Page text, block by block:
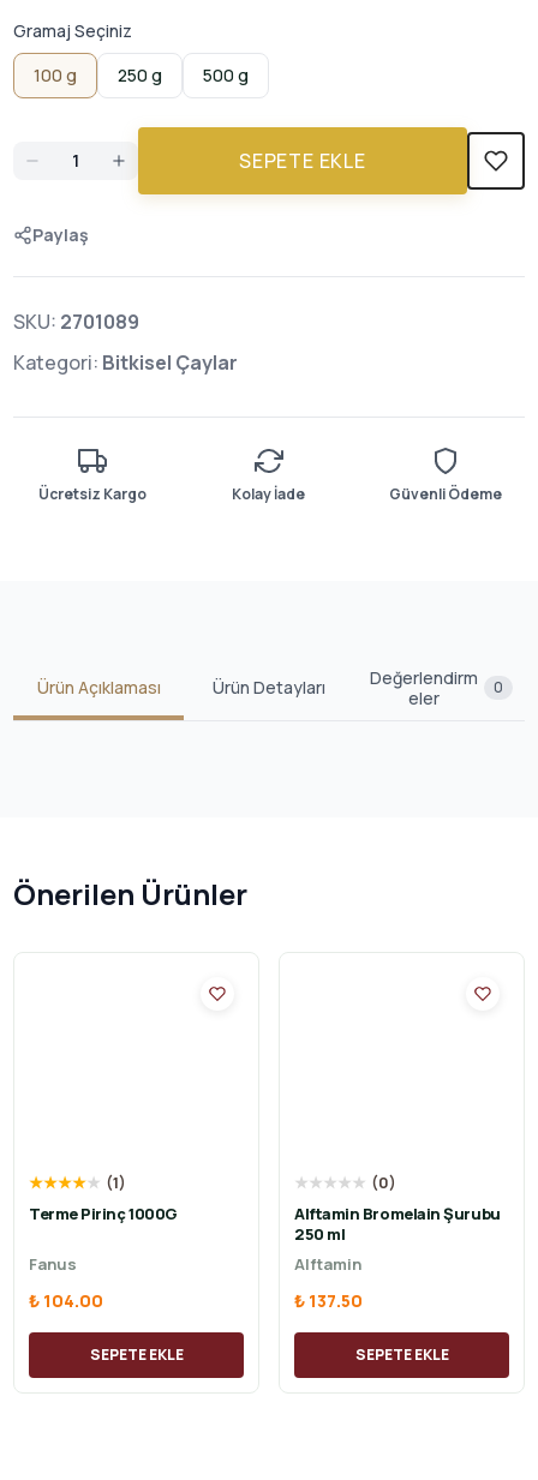
Gramaj Seçiniz
100 g
250 g 500 g
SEPETE EKLE
Paylaş
SKU: 2701089
Kategori: Bitkisel Çaylar
Ücretsiz Kargo Kolay İade Güvenli Ödeme
Ürün Açıklaması Ürün Detayları
Değerlendirm
eler
0
Önerilen Ürünler
★★★★★ (1)
Terme Pirinç 1000G
Fanus
₺ 104.00
SEPETE EKLE
★★★★★ (0)
Alftamin Bromelain Şurubu
250 ml
Alftamin
₺ 137.50
SEPETE EKLE